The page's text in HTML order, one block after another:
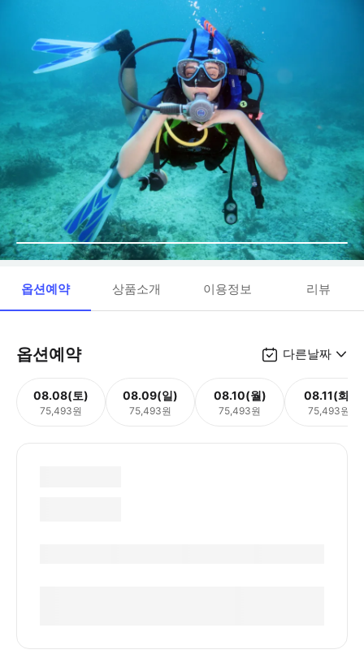
옵션예약 상품소개 이용정보 리뷰
옵션예약 다른날짜
08.08(토)
75,493원
08.09(일)
75,493원
08.10(월)
75,493원
08.11(화)
75,493원